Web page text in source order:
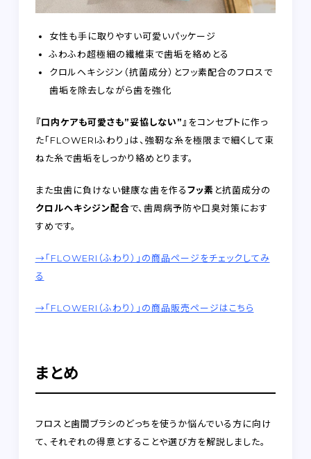
女性も手に取りやすい可愛いパッケージ
ふわふわ超極細の繊維束で歯垢を絡めとる
クロルヘキシジン（抗菌成分）とフッ素配合のフロスで
歯垢を除去しながら歯を強化
『口内ケアも可愛さも”妥協しない”』 をコンセプトに作っ
た「FLOWERIふわり」は、強靭な糸を極限まで細くして束
ねた糸で歯垢をしっかり絡めとります。
また虫歯に負けない健康な歯を作るフッ素 と抗菌成分の
クロルヘキシジン配合で、歯周病予防や口臭対策におす
すめです。
→「FLOWERI（ふわり）」の商品ページをチェックしてみ
る
→「FLOWERI（ふわり）」の商品販売ページはこちら
まとめ
フロスと歯間ブラシのどっちを使うか悩んでいる方に向け
て、それぞれの得意とすることや選び方を解説しました。